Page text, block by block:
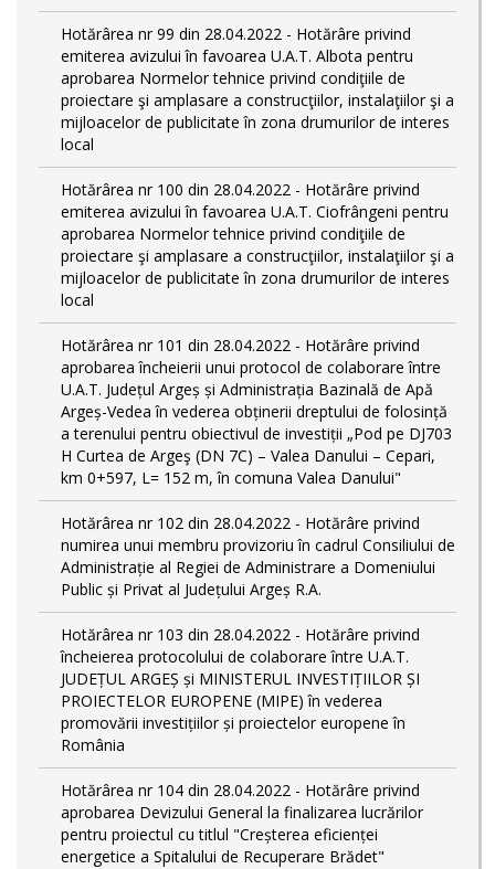
Hotărârea nr 99 din 28.04.2022 - Hotărâre privind
emiterea avizului în favoarea U.A.T. Albota pentru
aprobarea Normelor tehnice privind condiţiile de
proiectare şi amplasare a construcţiilor, instalaţiilor şi a
mijloacelor de publicitate în zona drumurilor de interes
local
Hotărârea nr 100 din 28.04.2022 - Hotărâre privind
emiterea avizului în favoarea U.A.T. Ciofrângeni pentru
aprobarea Normelor tehnice privind condiţiile de
proiectare şi amplasare a construcţiilor, instalaţiilor şi a
mijloacelor de publicitate în zona drumurilor de interes
local
Hotărârea nr 101 din 28.04.2022 - Hotărâre privind
aprobarea încheierii unui protocol de colaborare între
U.A.T. Județul Argeș și Administrația Bazinală de Apă
Argeș-Vedea în vederea obținerii dreptului de folosință
a terenului pentru obiectivul de investiții „Pod pe DJ703
H Curtea de Argeş (DN 7C) – Valea Danului – Cepari,
km 0+597, L= 152 m, în comuna Valea Danului"
Hotărârea nr 102 din 28.04.2022 - Hotărâre privind
numirea unui membru provizoriu în cadrul Consiliului de
Administrație al Regiei de Administrare a Domeniului
Public și Privat al Județului Argeș R.A.
Hotărârea nr 103 din 28.04.2022 - Hotărâre privind
încheierea protocolului de colaborare între U.A.T.
JUDEȚUL ARGEȘ și MINISTERUL INVESTIȚIILOR ȘI
PROIECTELOR EUROPENE (MIPE) în vederea
promovării investițiilor și proiectelor europene în
România
Hotărârea nr 104 din 28.04.2022 - Hotărâre privind
aprobarea Devizului General la finalizarea lucrărilor
pentru proiectul cu titlul "Creșterea eficienței
energetice a Spitalului de Recuperare Brădet"